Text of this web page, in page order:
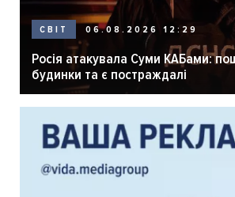
СВІТ 06.08.2026 12:29
Росія атакувала Суми КАБами:
будинки та є постраждалі